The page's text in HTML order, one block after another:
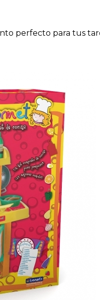
perfecto para tus